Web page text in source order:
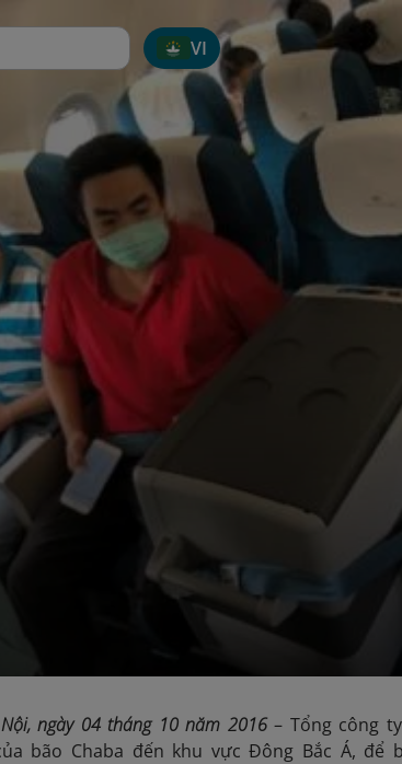
VI
ngày 04tháng 10năm 2016– Tổng công
bão Chaba đến khu vực Đông Bắc Á,